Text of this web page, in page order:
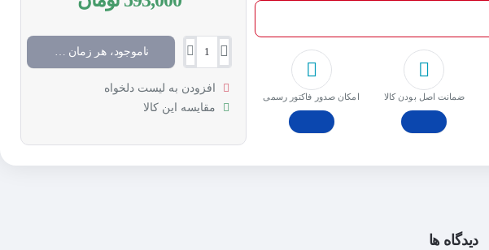
ﺿﻤﺎﻧﺖ اﺻﻞ ﺑﻮدن ﮐﺎﻟﺎ امکان صدور فاکتور رسمی
ناموجود، هر زمان موجود شد خبرم کن
افزودن به لیست دلخواه
مقایسه این کالا
دیدگاه ها